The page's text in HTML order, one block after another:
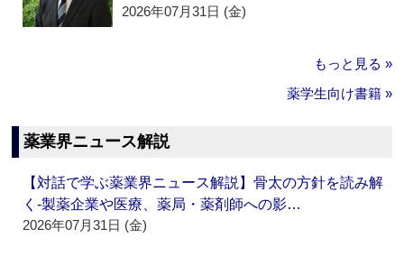
2026年07月31日 (金)
もっと見る »
薬学生向け書籍 »
薬業界ニュース解説
【対話で学ぶ薬業界ニュース解説】骨太の方針を読み解
く‐製薬企業や医療、薬局・薬剤師への影…
2026年07月31日 (金)